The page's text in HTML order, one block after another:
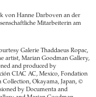
von Hanne Darboven an der
Mitarbeiterin am
Galerie Thaddaeus Ropac,
artist, Marian Goodman Gallery,
and produced by
CIAC AC, Mexico, Fondation
Okayama, Japan, ©
by Documenta and